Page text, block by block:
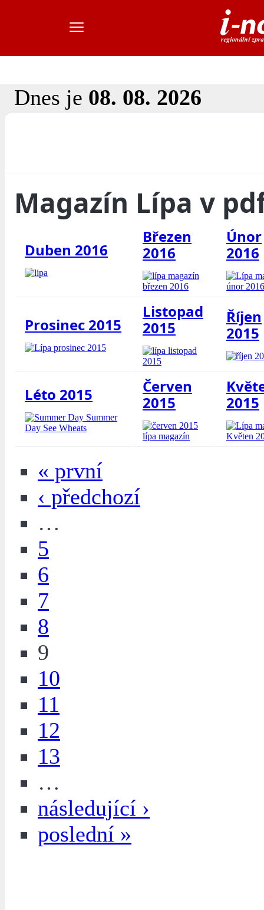
Dnes je 08. 08. 2026
Magazín Lípa v
Duben 2016
Březen
2016
Únor
2016
Prosinec 2015
Listopad
2015
Říjen
2015
Léto 2015
Červen
2015
2015
« první
‹ předchozí
…
5
6
7
8
9
10
11
12
13
…
následující ›
poslední »